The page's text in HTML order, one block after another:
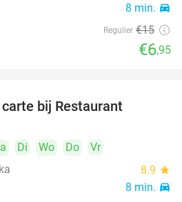
8 min. directions_car
Regulier €15
€6,95
bij Restaurant
Di Wo Do
Vr
8.9 star
8 min. directions_car